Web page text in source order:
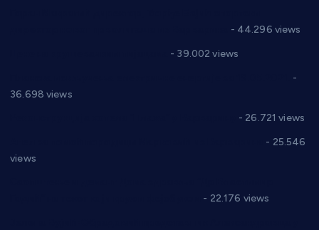
- 44.296 views
- 39.002 views
-
36.698 views
- 26.721 views
- 25.546
views
- 22.176 views